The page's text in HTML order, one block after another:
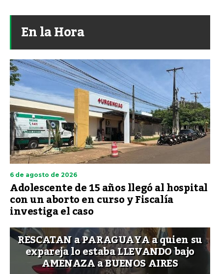
En la Hora
6 de agosto de 2026
Adolescente de 15 años llegó al hospital
con un aborto en curso y Fiscalía
investiga el caso
RESCATAN a PARAGUAYA a quien su
expareja lo estaba LLEVANDO bajo
AMENAZA a BUENOS AIRES